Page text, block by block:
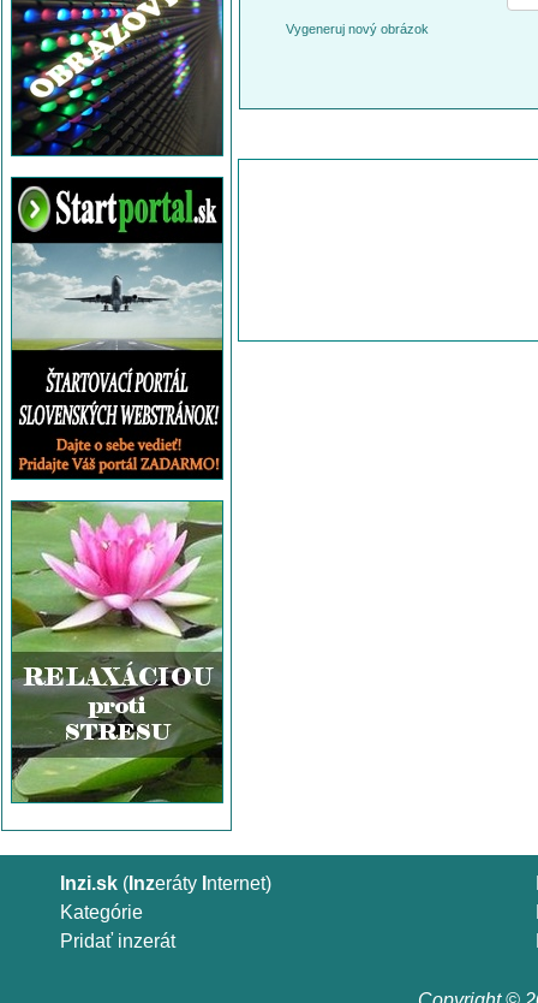
Vygeneruj nový obrázok
Inzi.sk ( Inzeráty nternet)
Kategórie
Pridať inzerát